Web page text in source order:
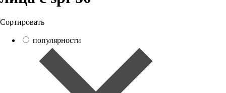
Сортировать
популярности